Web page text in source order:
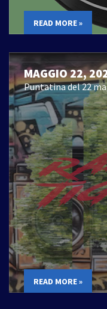
READ MORE »
MAGGIO 22,
Puntatina del 22
READ MORE »